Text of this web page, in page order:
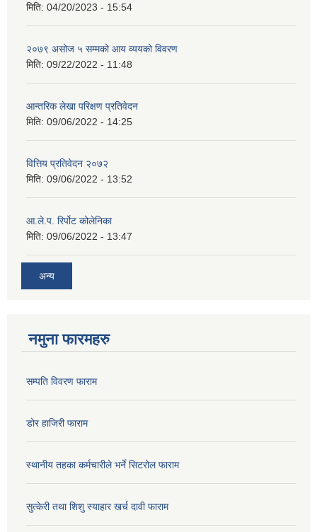
मिति: 04/20/2023 - 15:54
२०७९ असोज ५ सम्मको आय व्ययको विवरण
मिति: 09/22/2022 - 11:48
आन्तरिक लेखा परिक्षण प्रतिवेदन
मिति: 09/06/2022 - 14:25
वित्तिय प्रतिवेदन २०७२
मिति: 09/06/2022 - 13:52
आ.ले.प. रिर्पोट कोलेनिका
मिति: 09/06/2022 - 13:47
अन्य
नमुना फारमहरु
सम्पति विवरण फाराम
डोर हाजिरी फाराम
स्थानीय तहका कर्मचारीले भर्ने सिटरोल फाराम
सुत्केरी तथा शिशु स्याहार खर्च दावी फाराम